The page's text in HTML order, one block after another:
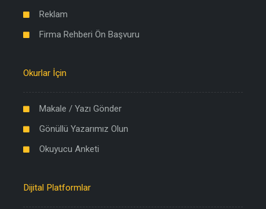
Reklam
Firma Rehberi Ön Başvuru
Okurlar İçin
Makale / Yazı Gönder
Gönüllü Yazarımız Olun
Okuyucu Anketi
Dijital Platformlar